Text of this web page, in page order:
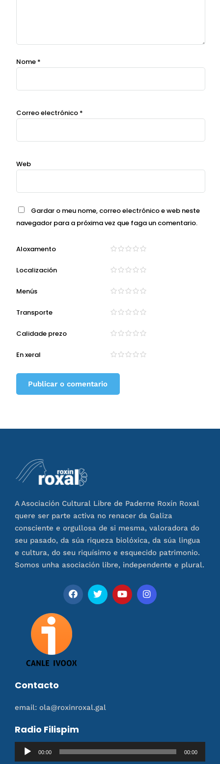
Nome *
Correo electrónico *
Web
Gardar o meu nome, correo electrónico e web neste
navegador para a próxima vez que faga un comentario.
Aloxamento
Localización
Menús
Transporte
Calidade prezo
En xeral
A Asociación Cultural Libre de Paderne Roxín Roxal
quere ser parte activa no renacer da Galiza
consciente e orgullosa de si mesma, valoradora do
seu pasado, da súa riqueza biolóxica, da súa lingua
e cultura, do seu riquísimo e esquecido patrimonio.
Somos unha asociación libre, independente e plural.
Contacto
email: ola@roxinroxal.gal
Radio Filispim
Reproductor
de
00:00 00:00